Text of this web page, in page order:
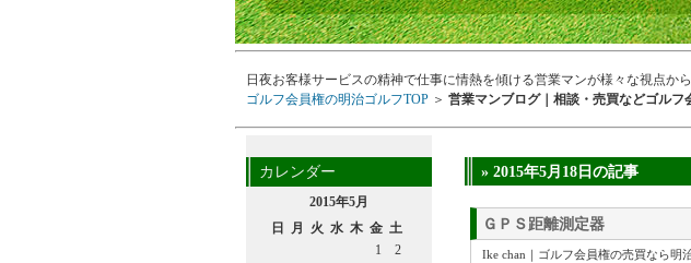
日夜お客様サービスの精神で仕事に情熱を傾ける営業マンが様々な視点か
ゴルフ会員権の明治ゴルフTOP ＞ 営業マンブログ｜相談・売買などゴルフ
» 2015年5月18日の記事
ＧＰＳ距離測定器
Ike chan｜ゴルフ会員権の売買なら明
カレンダー
2015年5月
日
月 火 水 木 金 土
1
2